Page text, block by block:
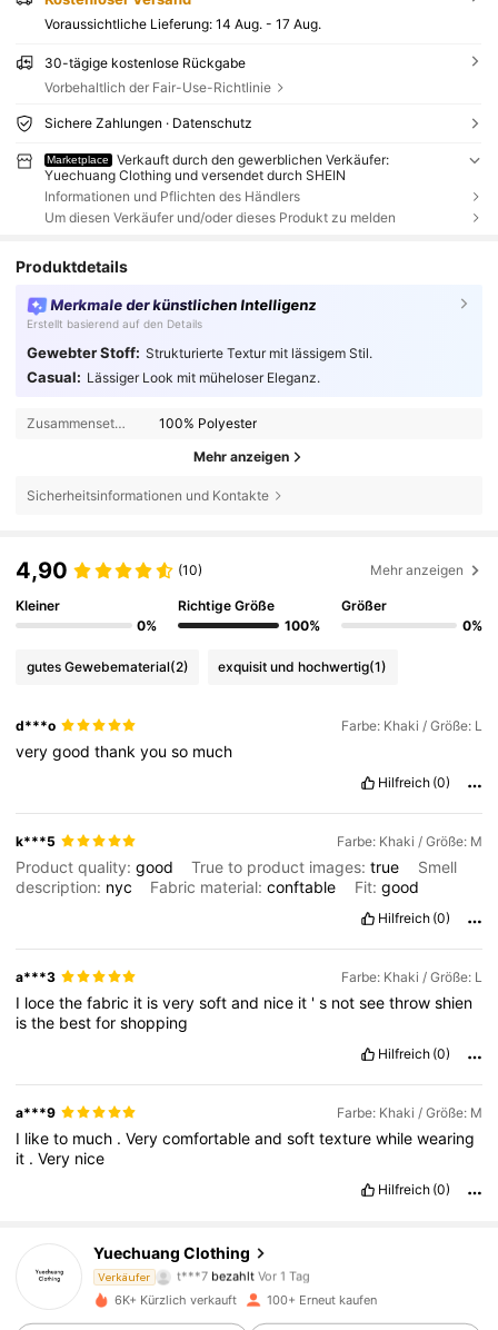
Voraussichtliche Lieferung: 14 Aug. - 17 Aug.
30-tägige kostenlose Rückgabe
Vorbehaltlich der Fair-Use-Richtlinie
Sichere Zahlungen · Datenschutz
Marketplace
Verkauft durch den gewerblichen Verkäufer:
Yuechuang Clothing und versendet durch SHEIN
Informationen und Pflichten des Händlers
Um diesen Verkäufer und/oder dieses Produkt zu melden
Produktdetails
Merkmale der künstlichen Intelligenz
Erstellt basierend auf den Details
Gewebter Stoff: Strukturierte Textur mit lässigem Stil.
Casual: Lässiger Look mit müheloser Eleganz.
Zusammensetzung: 100% Polyester
Mehr anzeigen
Sicherheitsinformationen und Kontakte
4,90 (10) Mehr anzeigen
Kleiner
0%
Richtige Größe
100%
Größer
0%
gutes Gewebematerial(2) exquisit und hochwertig(1)
d***o Farbe: Khaki / Größe: L
verygoodthankyouso much
Hilfreich (0)
k***5 Farbe: Khaki / Größe: M
Product quality:good True to product images:true
Smell
description: nyc Fabric material:conftable Fit: good
Hilfreich (0)
a***3 Farbe: Khaki / Größe: L
I locethefabric it isverysoftand nice it 's notseethrowshien
isthe bestforshopping
Hilfreich (0)
a***9 Farbe: Khaki / Größe: M
I liketo much .Verycomfortableandsofttexturewhilewearing
it .Very nice
Hilfreich (0)
Yuechuang Clothing
Verkäufer
4,66
407 Follower
t***7 bezahlt Vor 1 Tag
4,66 407 Follower
6K+ Kürzlich verkauft 100+ Erneut kaufen